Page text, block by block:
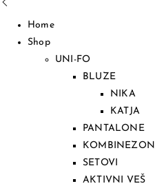
Home
Shop
UNI-FO
BLUZE
NIKA
KATJA
PANTALONE
KOMBINEZON
SETOVI
AKTIVNI VEŠ